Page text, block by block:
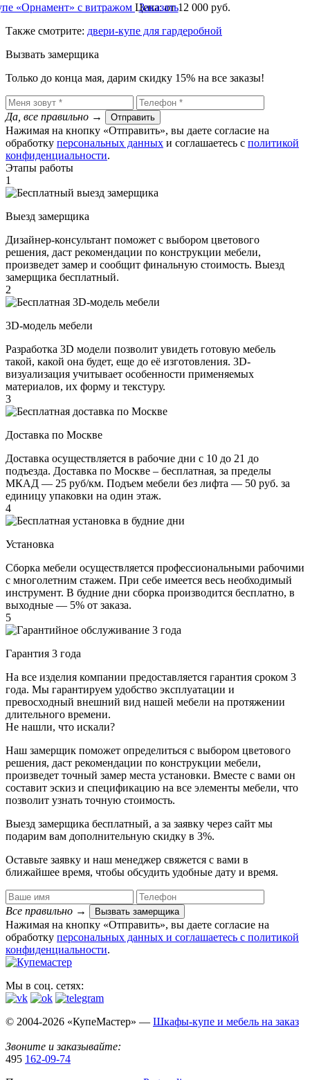
«Орнамент» с витражом Цена:от 12 000 руб.
Заказать
Также смотрите: двери-купе для гардеробной
Вызвать замерщика
Только до конца мая, дарим скидку 15% на все заказы!
Да, все правильно → Отправить
Нажимая на кнопку «Отправить», вы даете согласие на
обработку персональных данных ​ и соглашаетесь c политикой
конфиденциальности.
Этапы работы
1
Выезд замерщика
Дизайнер-консультант поможет с выбором цветового
решения, даст рекомендации по конструкции мебели,
произведет замер и сообщит финальную стоимость. Выезд
замерщика бесплатный.
2
3D-модель мебели
Разработка 3D модели позволит увидеть готовую мебель
такой, какой она будет, еще до её изготовления. 3D-
визуализация учитывает особенности применяемых
материалов, их форму и текстуру.
3
Доставка по Москве
Доставка осуществляется в рабочие дни с 10 до 21 до
подъезда. Доставка по Москве – бесплатная, за пределы
МКАД — 25 руб/км. Подъем мебели без лифта — 50 руб. за
единицу упаковки на один этаж.
4
Установка
Сборка мебели осуществляется профессиональными рабочими
с многолетним стажем. При себе имеется весь необходимый
инструмент. В будние дни сборка производится бесплатно, в
выходные — 5% от заказа.
5
Гарантия 3 года
На все изделия компании предоставляется гарантия сроком 3
года. Мы гарантируем удобство эксплуатации и
превосходный внешний вид нашей мебели на протяжении
длительного времени.
Не нашли, что искали?
Наш замерщик поможет определиться с выбором цветового
решения, даст рекомендации по конструкции мебели,
произведет точный замер места установки. Вместе с вами он
составит эскиз и спецификацию на все элементы мебели, что
позволит узнать точную стоимость.
Выезд замерщика бесплатный, а за заявку через сайт мы
подарим вам дополнительную скидку в 3%.
Оставьте заявку и наш менеджер свяжется с вами в
ближайшее время, чтобы обсудить удобные дату и время.
Все правильно → Вызвать замерщика
Нажимая на кнопку «Отправить», вы даете согласие на
обработку персональных данных​ и соглашаетесь c политикой
конфиденциальности.
Мы в соц. сетях:
© 2004-2026 «КупеМастер» — Шкафы-купе и мебель на заказ
Звоните и заказывайте:
495 162-09-74